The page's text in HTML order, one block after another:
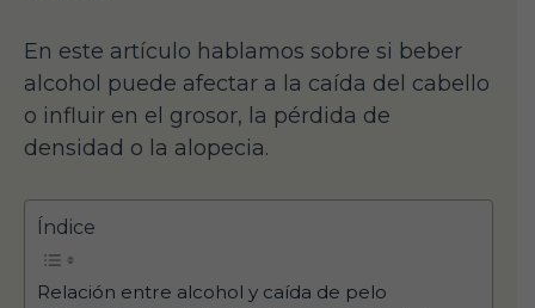
En este artículo hablamos sobre si beber
alcohol puede afectar a la caída del cabello
o influir en el grosor, la pérdida de
densidad o la alopecia.
Índice
Relación entre alcohol y caída de pelo